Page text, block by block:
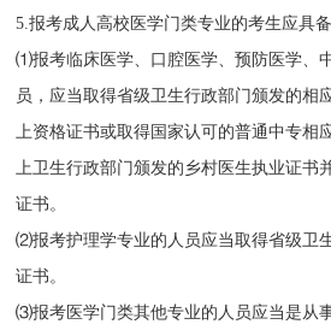
5.报考成人高校医学门类专业的考生应具
⑴报考临床医学、口腔医学、预防医学、
员，应当取得省级卫生行政部门颁发的相
上资格证书或取得国家认可的普通中专相
上卫生行政部门颁发的乡村医生执业证书
证书。
⑵报考护理学专业的人员应当取得省级卫
证书。
⑶报考医学门类其他专业的人员应当是从